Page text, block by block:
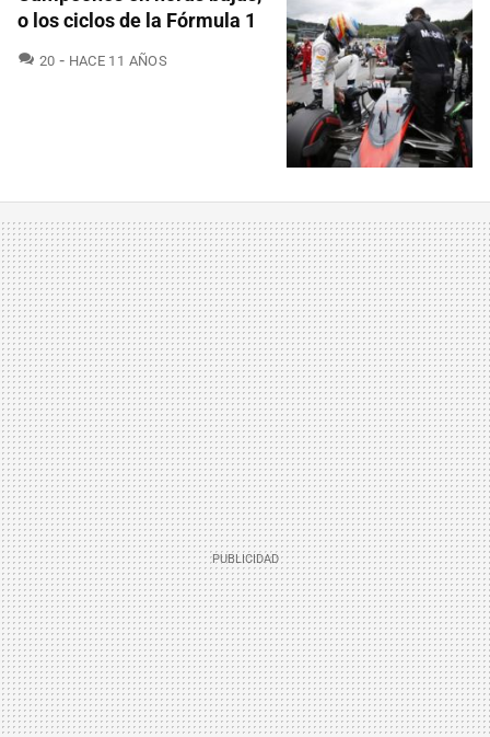
o los ciclos de la Fórmula 1
20 COMENTARIOS
HACE 11 AÑOS